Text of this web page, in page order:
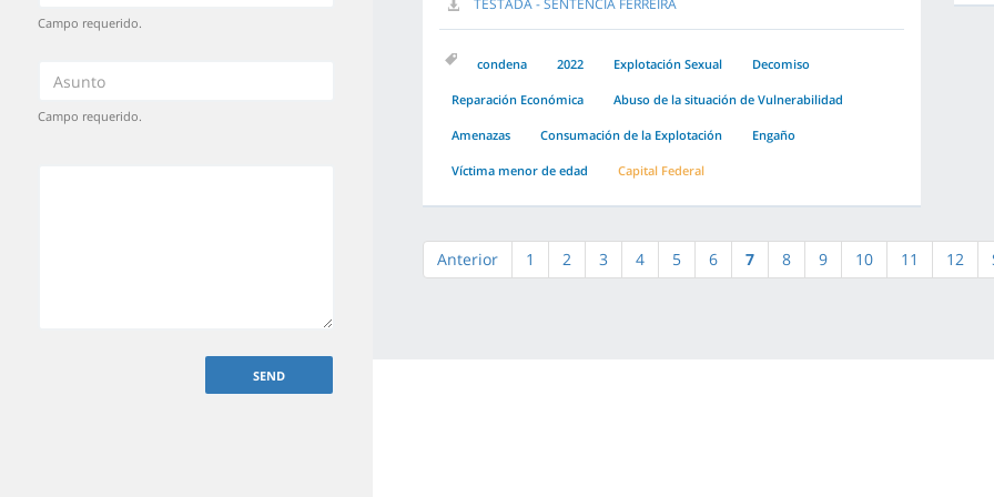
Campo requerido.
Campo requerido.
TESTADA - SENTENCIA FERREIRA
condena 2022 Explotación Sexual Decomiso
Reparación Económica Abuso de la situación de Vulnerabilidad
Amenazas Consumación de la Explotación Engaño
Víctima menor de edad Capital Federal
Anterior 1 2 3 4 5 6 7 8 9 10 11 12